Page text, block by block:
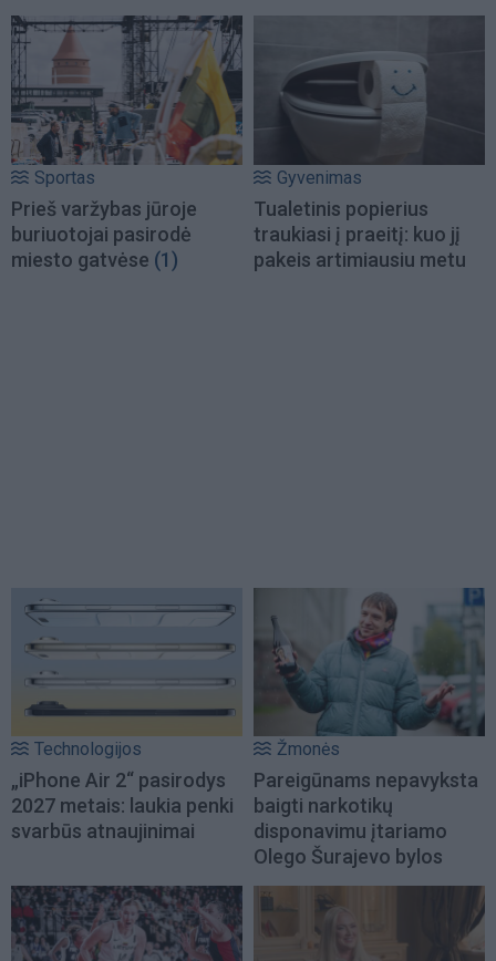
Sportas
Prieš varžybas jūroje
buriuotojai pasirodė
miesto gatvėse (1)
Gyvenimas
Tualetinis popierius
traukiasi į praeitį: kuo jį
pakeis artimiausiu metu
Technologijos
„iPhone Air 2“ pasirodys
2027 metais: laukia penki
svarbūs atnaujinimai
Žmonės
Pareigūnams nepavyksta
baigti narkotikų
disponavimu įtariamo
Olego Šurajevo bylos